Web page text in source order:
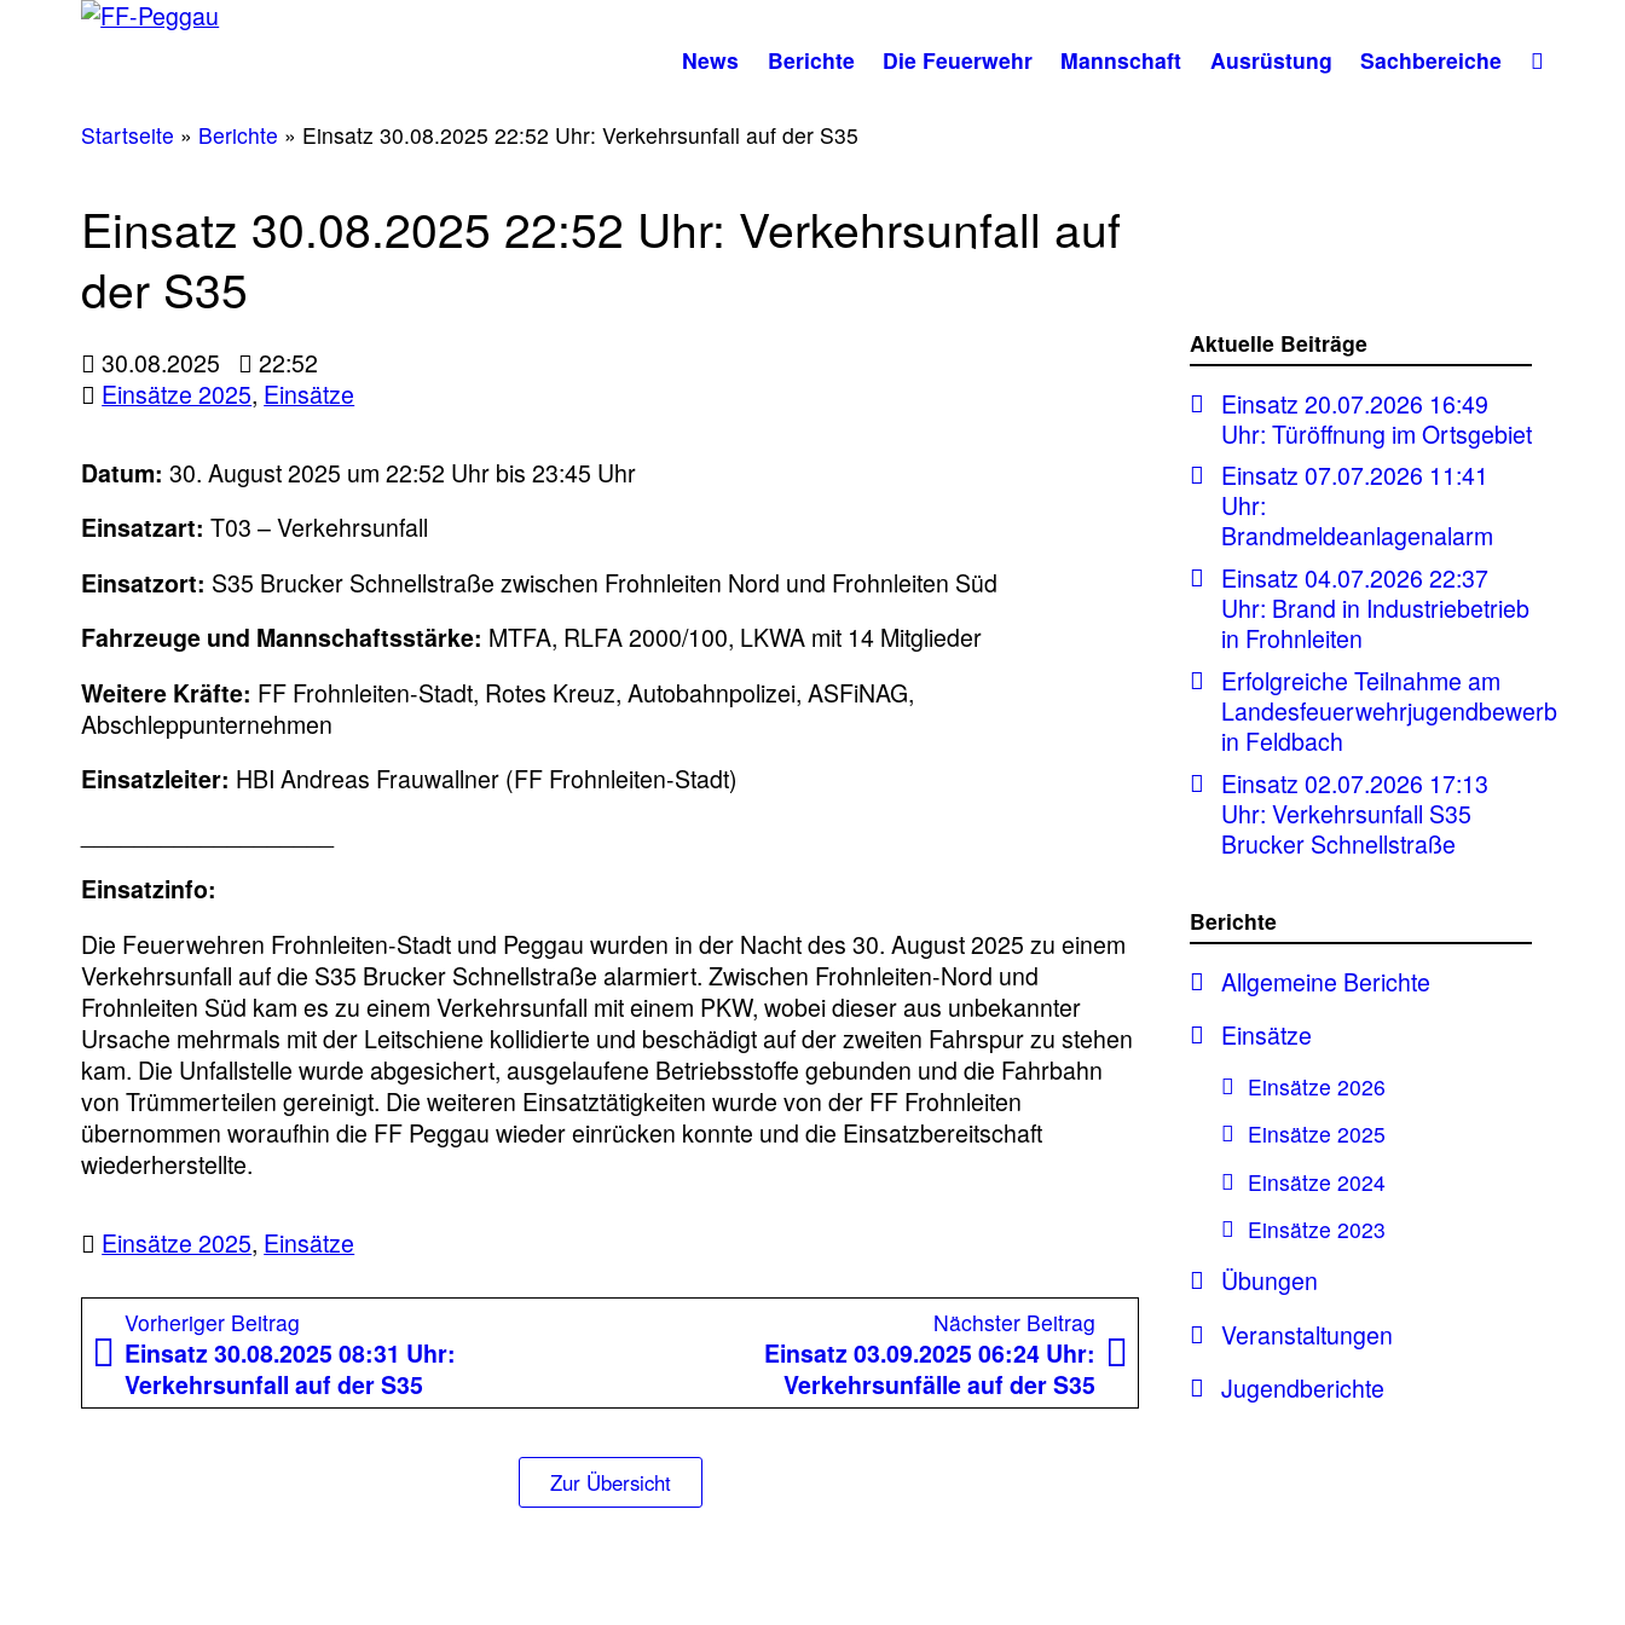
News Berichte Die Feuerwehr Mannschaft Ausrüstung Sachbereiche
Startseite » Berichte » Einsatz 30.08.2025 22:52 Uhr: Verkehrsunfall auf der S35
Einsatz 30.08.2025 22:52 Uhr: Verkehrsunfall auf
der S35
30.08.2025
22:52
Einsätze 2025, Einsätze
Datum: 30. August 2025 um 22:52 Uhr bis 23:45 Uhr
Einsatzart: T03 – Verkehrsunfall
Einsatzort: S35 Brucker Schnellstraße zwischen Frohnleiten Nord und Frohnleiten Süd
Fahrzeuge und Mannschaftsstärke: MTFA, RLFA 2000/100, LKWA mit 14 Mitglieder
Weitere Kräfte: FF Frohnleiten-Stadt, Rotes Kreuz, Autobahnpolizei, ASFiNAG,
Abschleppunternehmen
Einsatzleiter: HBI Andreas Frauwallner (FF Frohnleiten-Stadt)
Einsatzinfo:
Die Feuerwehren Frohnleiten-Stadt und Peggau wurden in der Nacht des 30. August 2025 zu einem
Verkehrsunfall auf die S35 Brucker Schnellstraße alarmiert. Zwischen Frohnleiten-Nord und
Frohnleiten Süd kam es zu einem Verkehrsunfall mit einem PKW, wobei dieser aus unbekannter
Ursache mehrmals mit der Leitschiene kollidierte und beschädigt auf der zweiten Fahrspur zu stehen
kam. Die Unfallstelle wurde abgesichert, ausgelaufene Betriebsstoffe gebunden und die Fahrbahn
von Trümmerteilen gereinigt. Die weiteren Einsatztätigkeiten wurde von der FF Frohnleiten
übernommen woraufhin die FF Peggau wieder einrücken konnte und die Einsatzbereitschaft
wiederherstellte.
Einsätze 2025, Einsätze
Beitragsnavigation
Vorheriger Beitrag
Beitrag:
Einsatz 30.08.2025 08:31 Uhr:
Verkehrsunfall auf der S35
Nächster Beitrag
Beitrag:
Einsatz 03.09.2025 06:24 Uhr:
Verkehrsunfälle auf der S35
Zur Übersicht
Aktuelle Beiträge
Einsatz 20.07.2026 16:49
Uhr: Türöffnung im Ortsgebiet
Einsatz 07.07.2026 11:41
Uhr:
Brandmeldeanlagenalarm
Einsatz 04.07.2026 22:37
Uhr: Brand in Industriebetrieb
in Frohnleiten
Erfolgreiche Teilnahme am
Landesfeuerwehrjugendbewerb
in Feldbach
Einsatz 02.07.2026 17:13
Uhr: Verkehrsunfall S35
Brucker Schnellstraße
Berichte
Allgemeine Berichte
Einsätze
Einsätze 2026
Einsätze 2025
Einsätze 2024
Einsätze 2023
Übungen
Veranstaltungen
Jugendberichte